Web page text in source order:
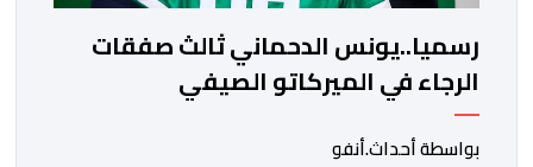
رسميا..يونس الدحماني ثالث صفقات
الرجاء في الميركاتو الصيفي
بواسطة أحداث.أنفو